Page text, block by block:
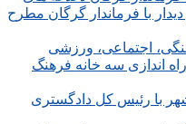
با فرماندار گرگان مطرح
اجتماعی، ورزشی
اندازی سه خانه فرهنگ
با رئیس کل دادگستری